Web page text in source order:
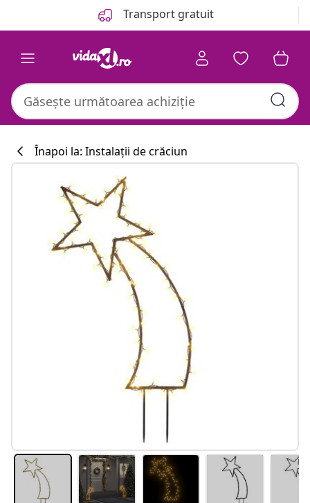
Transport gratuit
Înapoi la: Instalații de crăciun